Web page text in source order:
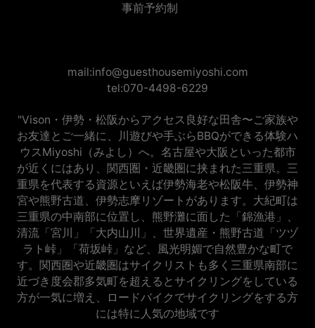
事前予約制
mail:info@guesthousemiyoshi.com
tel:070-4498-6229
"Vison・伊勢・松阪からアクセス良好な田舎〜ご家族や
お友達とご一緒に、川遊びや手ぶらBBQができる体験ハ
ウスMiyoshi（みよし）へ。名古屋や大阪といった都市
が近くにはあり、関西圏・近畿圏に挟まれた三重県。三
重県を代表する資源といえば伊勢海老や松阪牛、伊勢神
宮や熊野古道、伊勢志摩リゾートがあります。大紀町は
三重県の中南部に位置し、熊野灘に面した「錦漁港」、
清流「宮川」「大内山川」、世界遺産・熊野古道「ツヅ
ラト峠」「荷坂峠」など、風光明媚で自然豊かな町で
す。関西圏や近畿圏はサイクリストも多く三重県南部に
近づき度会郡多気町を超えるとサイクリングをしている
方が一気に増え、ロードバイクでサイクリングをする方
には特に人気の地域です